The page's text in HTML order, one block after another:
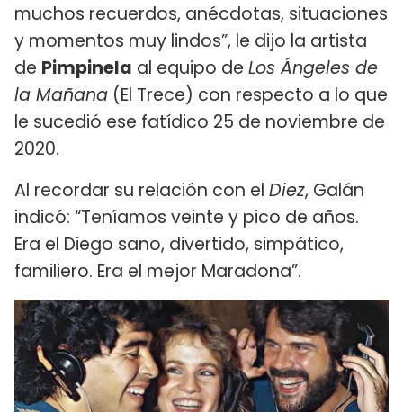
muchos recuerdos, anécdotas, situaciones
y momentos muy lindos”, le dijo la artista
de Pimpinela al equipo de Los Ángeles de
la Mañana (El Trece) con respecto a lo que
le sucedió ese fatídico 25 de noviembre de
2020.
Al recordar su relación con el Diez, Galán
indicó: “Teníamos veinte y pico de años.
Era el Diego sano, divertido, simpático,
familiero. Era el mejor Maradona”.